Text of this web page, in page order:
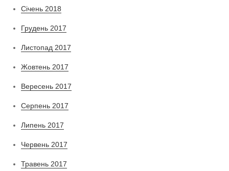
Січень 2018
Грудень 2017
Листопад 2017
Жовтень 2017
Вересень 2017
Серпень 2017
Липень 2017
Червень 2017
Травень 2017